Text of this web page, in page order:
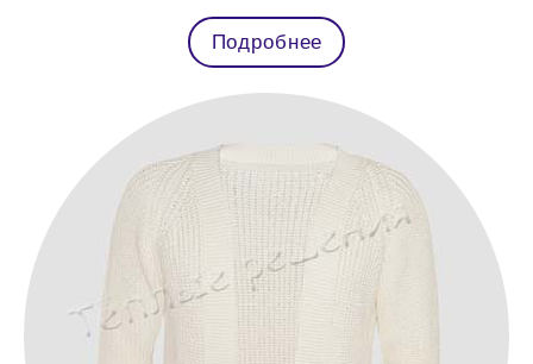
Подробнее